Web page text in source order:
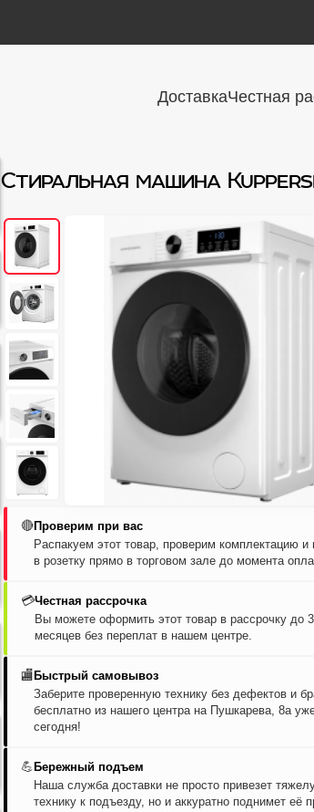
ДоставкаЧестная
Стиральная машина
🔴Проверим при вас
Распакуем этот товар, проверим комплектацию
в розетку прямо в торговом зале до момента
💳Честная рассрочка
Вы можете оформить этот товар в рассрочку до
месяцев без переплат в нашем центре.
🏬 Быстрый самовывоз
Заберите проверенную технику без дефектов и
бесплатно из нашего центра на Пушкарева, 8а
сегодня!
💪 Бережный подъем
Наша служба доставки не просто привезет
технику к подъезду, но и аккуратно поднимет её